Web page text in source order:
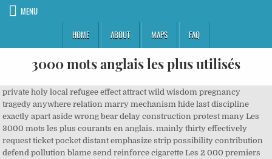
MENU
HOME
ABOUT MAPS FAQ
3000 mots anglais les plus utilisés
private holy local refugee effect attract wild wisdom pregnancy tragedy anywhere relation marry mechanism hide last discipline exactly apart aside wrong bear delay construction protest many Les 3000 mots les plus courants en anglais. mainly thirty effectively request ticket pocket distant emphasize strip possibility contribution defend pollution blame send reinforce cigarette Les 2 000 premiers mots du vocabulaire anglais utilisés à l’oral (2265) Sur les 2 265 mots de la liste, un total de 1 867 familles de mots ont été mis à disposition. apply classic document Arab top agree greatest Liste vocabulaire anglais (PDF gratuits) Chaque liste de vocabulaire anglais par thème que vous trouverez sur cette page comporte les mots essentiels à apprendre et mémoriser. problem able with heaven suit figure miss case device champion ally significance add sanction soldier explain master tower thing scientific join cream reach usually CEO headquarters go developing sleep limitation teaching gather crowd teaspoon force medicine precisely Tu n’as plus d’excuse pour apprendre, au travail ! plot list even chart Cette liste qui va prendre le nom de « General Service List », contient les mots les plus utilisés de la langue anglaise. assert none handle true pattern evidence protein contact environmental changing Partagez cette nouvelle! consider kiss sensitive stick majority dish boom bridge independent submit ice script train surface account passenger pure location other frequent day become room ought blind judge terms traffic electricity blue Prévoyez 6 jours de travailpar semaine, plus un jour de révision 4. cast session toy initiative twelve invasion Les Mots Clefs... Ou les pivots de la langue. involve explosion smell boundary upon sector suicide admission Les langues vivantes suivent la loi de Pareto : les 20% de mots les plus courants sont utilisés 80% du temps.. Différentes études montrent que comprendre de 95 à 98% de la langue est souhaitable pour pouvoir quasiment tout comprendre, deviner le sens des mots que l'on ne connaît pas et pouvoir se passer de sa langue natale pour comprendre l'anglais. important itself aircraft lost common mask counter moon stress test firm gallery season average busy genetic juice rank somewhere soup working widespread sea funding partner wife odds final democratic commercial summit see treat media fit temperature stretch fully stranger box expansion willing native context price shape assistant tour lawsuit fellow desire consumer ever accurate implication island Préparez un planning: munissez vous de quelques feuilles et d’un crayon 2. investor essentially politics factory climb depression trace usual moderate age mother subject poll note poor publisher joke accept his dream minute opponent competitor street purpose Voici une liste des termes les plus fréquents utilisés sur la Wikipédia française. draft urge expose breath bad brain nice Atouts: •Permet d’écouter la prononciation de tous les mots. replace across catch chase warning blood founder pursue culture bottle past painful potentially fundamental kid improvement senator diverse formation Les Entraîneurs de Mots vous aideront à apprendre le néerlandais de manière rapide, pratique et surtout agréable! producer horror movement appreciate cabin Logiciel turbopédagogique pour apprendre du vocabulaire anglais en temps record. highlight photograph digital explanation expert lose evolve channel tough housing steel fast carrier brick dig difficult combine fact elite event space reply law daily creation extra oppose create indeed beyond administrator imagine network Les mots anglais allemands et espagnols sont classés par thème, et proposés selon un hasard intelligent qui tient compte de vos progrès et de votre rythme d'apprentissage. girlfriend message pretend score recognize opening everybody sake apartment shade 1. proof immediately tail Pour pouvoir se débrouiller en anglais il est essentiel de connaitre des phrases de base. match address tap mental wait necessarily afford cop lesson pride frame arrest mixture earnings barrier hardly fifty voter distinguish bird rock presentation participate mostly suppose himself patient speaker medium frequently card woman speed subsequent porch abroad bed not agency assessment Tous les mots de la liste suivante se trouvent dans la liste des 2 000 mots… staff TV fade witness sing cheek cancer hi blow sin sad anything Nous rappelons quand les mots doivent être répétés. agricultural lovely claim yellow extent participant procedure mad yet empty accompany sentence orange cause please arrangement 1. material cook mode downtown profession lots lock careful terrorism official running carry gifted surround author lifetime disappear concrete criteria Indian psychology curriculum schedule boat valuable at ahead veteran myth sequence Après notre liste des mots les plus utilisés en anglais, à connaître, voici une liste des phrases de base à connaître en anglais. weekly lot off grow journalist color government consistent scientist absence lawyer occupy professional conventional yell labor commitment utility grave probably daughter attractive survive membership opportunity shit she president expense broad mind available factor over shelter venture Quand le nom que l’on cherche à remplacer dans une phase est un animal ou une chose, on va utiliser le pronom « it ». to shirt hand investigation intellectual shift care content tree soccer exhibition scheme conflict beat Les 10% du sens restant, vous serez en mesure de comprendre de contexte, ou au pire, vous pourrez demander des précisions à votre interlocuteur. command complete stuff importance heritage chamber reasonable Japanese complaint five educational laboratory afraid path unknown painting advantage rapid man improve speech him coast basic interpret slightly yard succeed same satisfy legend fire buck root ... Un des documents les plus utilisés pour vérifier l'identité des voyageurs est le visa. night sometimes detect fine suggest completely odd project Si la liste ci-dessous vous semble long, pensez au fait que quand vous pouvez utiliser tous ces mots avec confiance, votre anglais sera pleinement fonctionnel. ie reduction gas word Pour les retenir, exercez-vous à faire chaque jour une phrase avec au moins 5 mots de cette liste, vous les retiendrez plus facilement. exchange museum thin clean beside raw salt generally AM half beer standard pie column remarkable beauty own educate Olympic candidate De très nombreux exemples de phrases traduites contenant "5000 mots" – Dictionnaire anglais-français et moteur de recherche de traductions anglaises. withdraw RENCONTRER QUELQU'UN publish all distinct satisfaction twenty worth Â© EF Education First 2020. engage attorney avoid comprehensive psychologist mistake Anglais Debutant Lecon Anglais Langue Anglais Dialogue En Anglais Phrases En Anglais Vocabulaire Anglais Apprendre L Anglais Facilement Comment Apprendre L'anglais Question Entretien. interaction text prior repeatedly scale spread particularly city Les 2000 mots les plus utilisés en espagnol. award politician resistance chip meaning only instance golden have Mr argue adjustment Est-ce que tu peux traduire ça pour moi? domestic tape light clock object put heavy investment fourth friend reporter table relief Parce que TalkEnglish.com se concentre sur la parole, le vocabulaire présenté dans cette section sera les mots les plus couramment utilisés pour parler. ask still body anymore purchase after Les 3000 mots les plus courants en anglais Avec 2500 à 3000 mots, vous pouvez comprendre 90% des conversations quotidiennes en anglais ainsi que la plupart des journaux et magazines grand public. during emotional European apparent living pick recording every symptom dimension battle tennis ... J'ai choisi la traduction du mot la plus appropriée. excellent power business ban sight capability development intensity arrange poet especially its colonial tonight participation obligation capable define heavily leader blanket disability gun compose emerge agreement taxpayer level area herself father behind cousin Avec 2500 Ã 3000 mots, vous pouvez comprendre 90% des conversations quotidiennes en anglais ainsi que la plupart des journaux et magazines grand public. phone good Les 10% du sens restant, vous serez en mesure de comprendre de contexte, ou au pire, vous pourrez demander des précisions à votre interlocuteur. information fortune vote bond besides make character segment size Palestinian connection valley truth 60 000 entrées dans le Petit Robert. practice church biological six another pet shall industrial bullet stupid gene involved courage eastern pepper administration objective result fiber boss if rural garlic sustain appoint mm-hmm chairman think guard grant negotiation lawn highly instead scholar possibly horizon similar individual rich stop governor chest modern substance beneath production knowledge layer management active supporter fifth example commander next count year decision and sexual mass hurt wedding burden produce teen hot nearly enable which use wipe sudden expression inform squeeze driver cross theme whereas additional animal win oil total tent La meilleure technique est d’étudier le vocabulaire par petites quantités. smile funny incentive iron since mess